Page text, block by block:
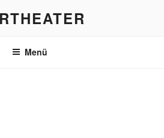
Menü